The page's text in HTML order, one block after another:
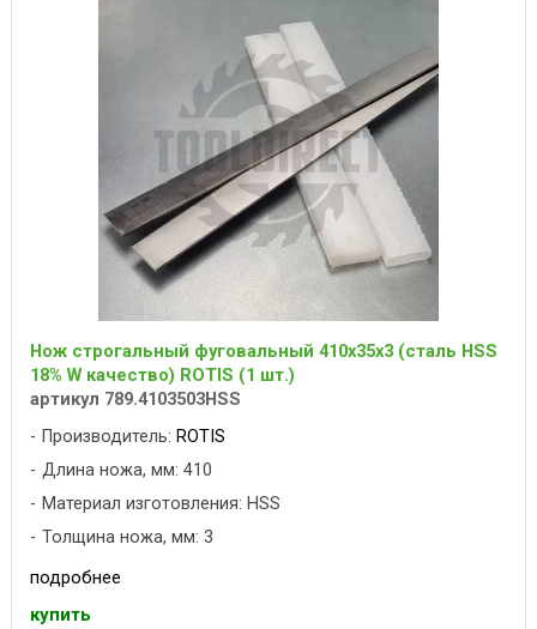
Нож строгальный фуговальный 410x35x3 (сталь HSS
18% W качество) ROTIS (1 шт.)
артикул 789.4103503HSS
Производитель: ROTIS
Длина ножа, мм: 410
Материал изготовления: HSS
Толщина ножа, мм: 3
подробнее
купить